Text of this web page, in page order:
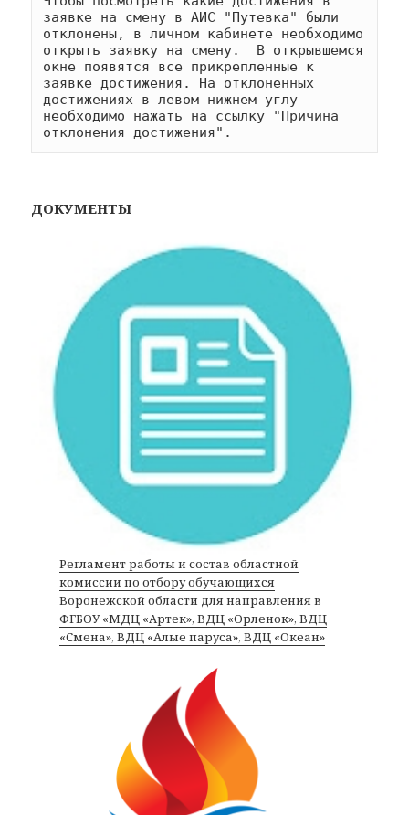
заявке на смену в АИС "Путевка" были
отклонены, в личном кабинете необходимо
открыть заявку на смену.  В открывшемся
окне появятся все прикрепленные к
заявке достижения. На отклоненных
достижениях в левом нижнем углу
необходимо нажать на ссылку "Причина
отклонения достижения".
ДОКУМЕНТЫ
Регламент работы и состав областной
комиссии по отбору обучающихся
Воронежской области для направления в
ФГБОУ «МДЦ «Артек», ВДЦ «Орленок», ВДЦ
«Смена», ВДЦ «Алые паруса», ВДЦ «Океан»